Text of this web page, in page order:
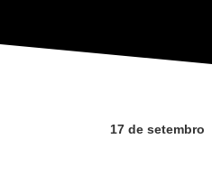
17 de setembro